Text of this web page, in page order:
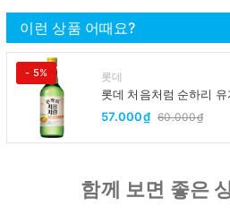
이런 상품 어때요?
- 5% 롯데
롯데 처음처럼 순하리
Chumchurum vi thanh
57.000₫ 60.000₫
함께 보면 좋은